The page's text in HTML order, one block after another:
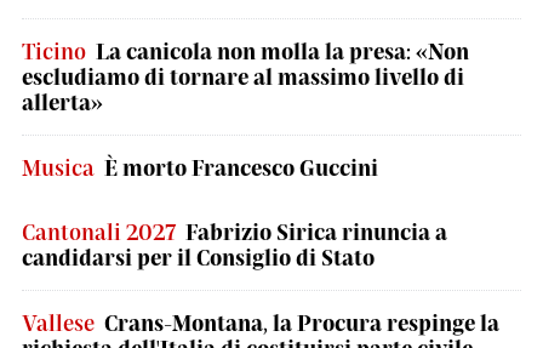
Ticino La canicola non molla la presa: «Non
escludiamo di tornare al massimo livello di
allerta»
Musica È morto Francesco Guccini
Cantonali 2027 Fabrizio Sirica rinuncia a
candidarsi per il Consiglio di Stato
Vallese Crans-Montana, la Procura respinge la